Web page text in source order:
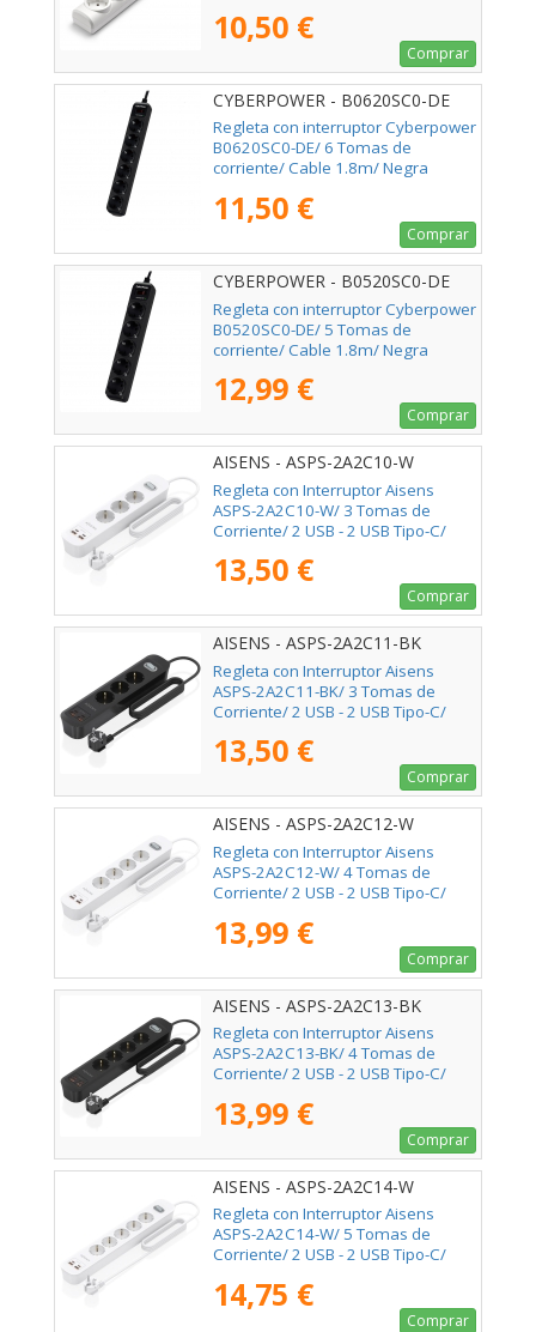
10,50 €
Comprar
CYBERPOWER - B0620SC0-DE
Regleta con interruptor Cyberpower
B0620SC0-DE/ 6 Tomas de
corriente/ Cable 1.8m/ Negra
11,50 €
Comprar
CYBERPOWER - B0520SC0-DE
Regleta con interruptor Cyberpower
B0520SC0-DE/ 5 Tomas de
corriente/ Cable 1.8m/ Negra
12,99 €
Comprar
AISENS - ASPS-2A2C10-W
Regleta con Interruptor Aisens
ASPS-2A2C10-W/ 3 Tomas de
Corriente/ 2 USB - 2 USB Tipo-C/
13,50 €
Comprar
AISENS - ASPS-2A2C11-BK
Regleta con Interruptor Aisens
ASPS-2A2C11-BK/ 3 Tomas de
Corriente/ 2 USB - 2 USB Tipo-C/
13,50 €
Comprar
AISENS - ASPS-2A2C12-W
Regleta con Interruptor Aisens
ASPS-2A2C12-W/ 4 Tomas de
Corriente/ 2 USB - 2 USB Tipo-C/
13,99 €
Comprar
AISENS - ASPS-2A2C13-BK
Regleta con Interruptor Aisens
ASPS-2A2C13-BK/ 4 Tomas de
Corriente/ 2 USB - 2 USB Tipo-C/
13,99 €
Comprar
AISENS - ASPS-2A2C14-W
Regleta con Interruptor Aisens
ASPS-2A2C14-W/ 5 Tomas de
Corriente/ 2 USB - 2 USB Tipo-C/
14,75 €
Comprar